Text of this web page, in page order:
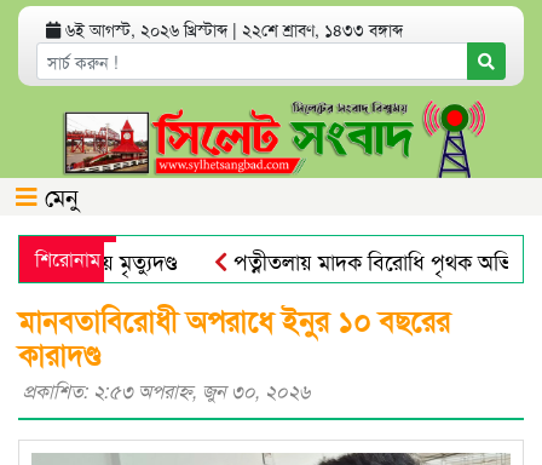
৬ই আগস্ট, ২০২৬ খ্রিস্টাব্দ | ২২শে শ্রাবণ, ১৪৩৩ বঙ্গাব্দ
মেনু
শিরোনাম
মামলায় মৃত্যুদণ্ড
পত্নীতলায় মাদক বিরোধি পৃথক
মুজিব পরদেশী কারাগারে
মানবতাবিরোধী অপরাধে ইনুর ১০ বছরের
কারাদণ্ড
প্রকাশিত: ২:৫৩ অপরাহ্ণ, জুন ৩০, ২০২৬